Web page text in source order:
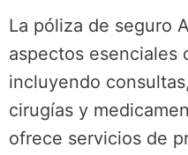
La póliza de seguro
aspectos esenciales
incluyendo
cirugías y
ofrece servicios de